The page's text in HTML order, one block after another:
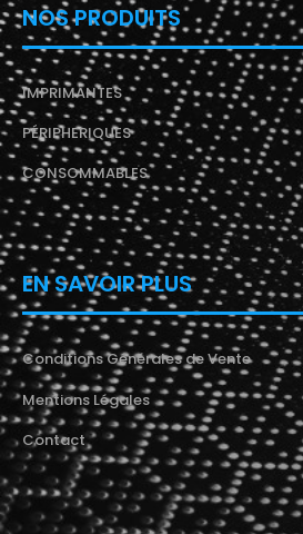
NOS PRODUITS
IMPRIMANTES
PÉRIPHERIQUES
CONSOMMABLES
EN SAVOIR PLUS
Conditions Générales de Vente
Mentions Légales
Contact